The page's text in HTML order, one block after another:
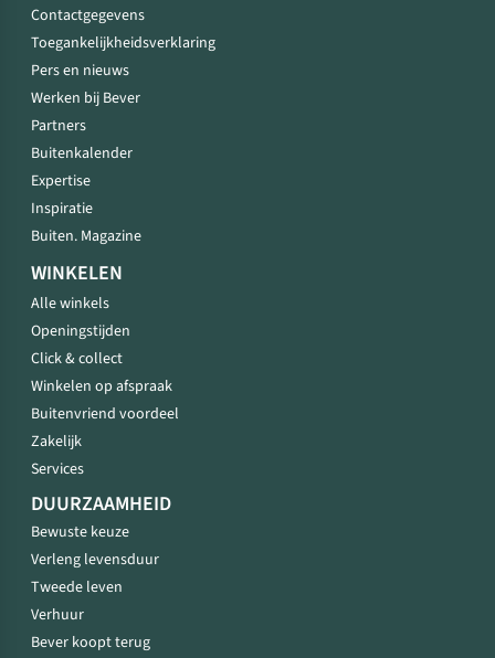
Contactgegevens
Toegankelijkheidsverklaring
Pers en nieuws
Werken bij Bever
Partners
Buitenkalender
Expertise
Inspiratie
Buiten. Magazine
WINKELEN
Alle winkels
Openingstijden
Click & collect
Winkelen op afspraak
Buitenvriend voordeel
Zakelijk
Services
DUURZAAMHEID
Bewuste keuze
Verleng levensduur
Tweede leven
Verhuur
Bever koopt terug